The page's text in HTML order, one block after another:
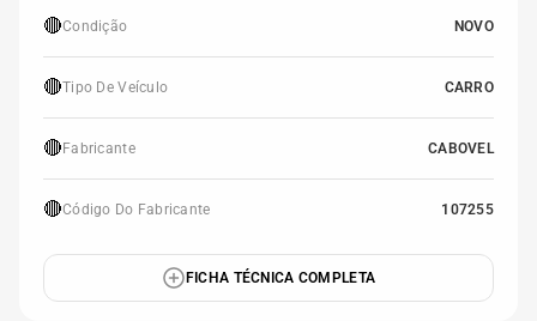
🔴Condição NOVO
🔴Tipo De Veículo CARRO
🔴 Fabricante CABOVEL
🔴Código Do Fabricante 107255
FICHA TÉCNICA COMPLETA